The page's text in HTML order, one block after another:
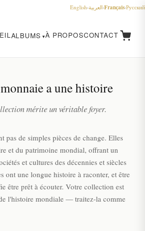
English·العربية·Français·Русский
ALBUMS À PROPOSCONTACT
a une histoire
mérite un véritable foyer.
pas de simples pièces de change. Elles
et du patrimoine mondial, offrant un
et cultures des décennies et siècles
ont une longue histoire à raconter, et être
être prêt à écouter. Votre collection est
l'histoire mondiale — traitez-la comme